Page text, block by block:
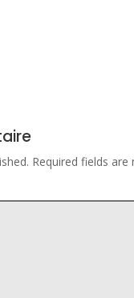
Required fields are